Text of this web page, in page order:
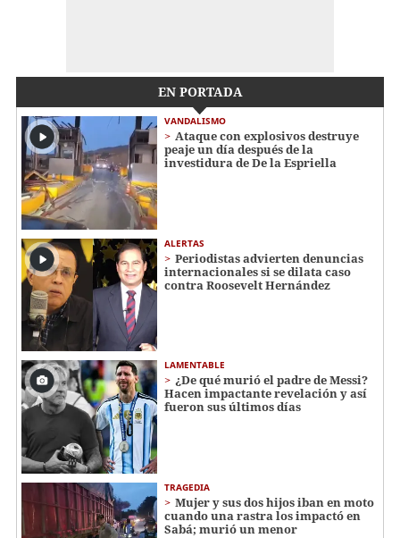
EN PORTADA
VANDALISMO
Ataque con explosivos destruye
peaje un día después de la
investidura de De la Espriella
ALERTAS
Periodistas advierten denuncias
internacionales si se dilata caso
contra Roosevelt Hernández
LAMENTABLE
¿De qué murió el padre de Messi?
Hacen impactante revelación y así
fueron sus últimos días
TRAGEDIA
Mujer y sus dos hijos iban en moto
cuando una rastra los impactó en
Sabá; murió un menor